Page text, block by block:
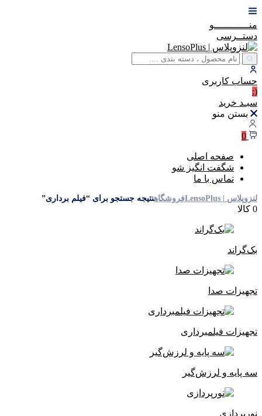
منــــــــــــو
دستــرسی
حساب کاربری
(:
سبـد خرید
بستن منو
0
صفحه اصلی
شگفت انگیز شو
تماس با ما
لنزوپلاس | LensoPlus فروشگاهنتیجه جستجو برای “فیلم برداری”
0 کالا
بک‌گراند
تجهیزات صدا
تجهیزات فیلمبرداری
سه پایه و لرزش‌گیر
نورپردازی